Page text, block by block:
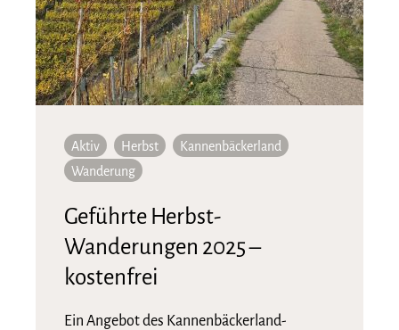
Aktiv Herbst
Kannenbäckerland
Wanderung
Geführte Herbst-
Wanderungen 2025 –
kostenfrei
Ein Angebot des Kannenbäckerland-